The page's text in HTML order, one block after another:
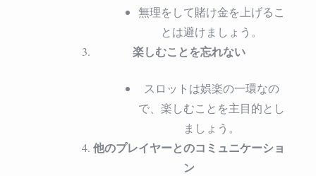
無理をして賭け金を上げるこ
とは避けましょう。
楽しむことを忘れない
スロットは娯楽の一環なの
で、楽しむことを主目的とし
ましょう。
他のプレイヤーとのコミュニケーショ
ン